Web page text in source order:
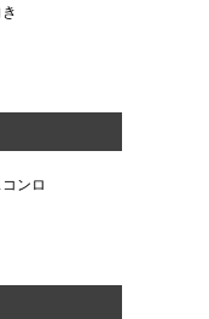
ンロ